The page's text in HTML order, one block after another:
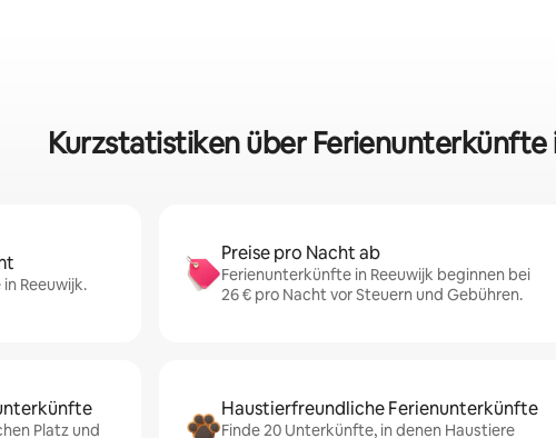
Kurzstatistiken über Ferienunterkünfte
Reeuwijk.
Preise pro Nacht ab
Ferienunterkünfte in Reeuwijk beginnen bei
26 € pro Nacht vor Steuern und Gebühren.
Platz und
Haustierfreundliche Ferienunterkünfte
Finde 20 Unterkünfte, in denen Haustiere